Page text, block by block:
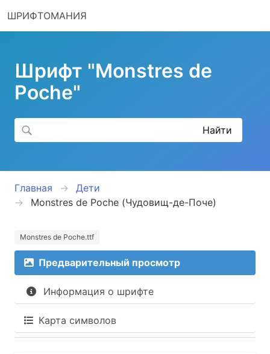
ШРИФТОМАНИЯ
Шрифт "Monstres de
Poche"
Главная
Дети
Monstres de Poche (Чудовищ-де-Поче)
Monstres de Poche.ttf
Предварительный просмотр
Информация о шрифте
Карта символов